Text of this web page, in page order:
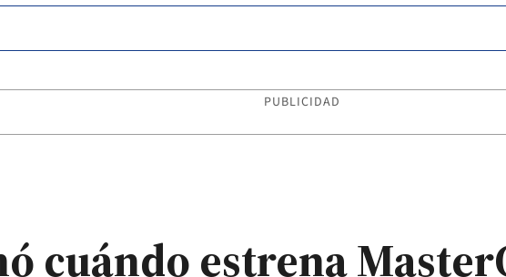
PUBLICIDAD
cuándo estrena